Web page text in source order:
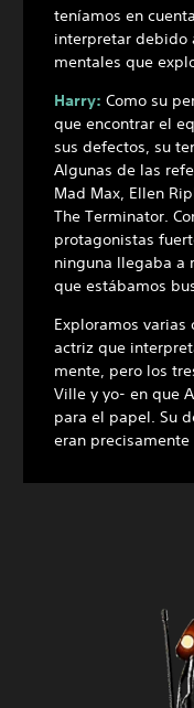
teníamos en
interpretar debido
mentales que
Harry: Como su
que encontrar el
sus defectos, su
Algunas de las
Mad Max, Ellen
The Terminator.
protagonistas
ninguna llegaba a
que estábamos
Exploramos
actriz que
mente, pero los
Ville y yo- en que
para el papel. Su
eran